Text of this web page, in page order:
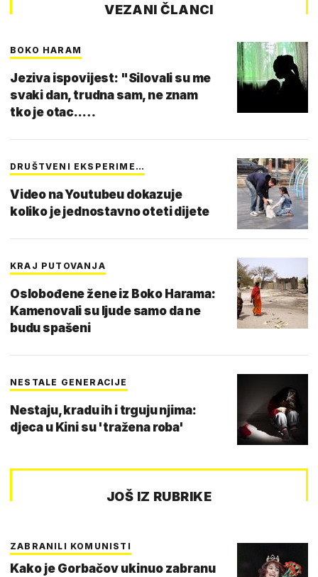
VEZANI ČLANCI
BOKO HARAM
Jeziva ispovijest: "Silovali su me
svaki dan, trudna sam, ne znam
tko je otac..…
DRUŠTVENI EKSPERIME…
Video na Youtubeu dokazuje
koliko je jednostavno oteti dijete
KRAJ PUTOVANJA
Oslobođene žene iz Boko Harama:
Kamenovali su ljude samo da ne
budu spašeni
NESTALE GENERACIJE
Nestaju, kradu ih i trguju njima:
djeca u Kini su 'tražena roba'
JOŠ IZ RUBRIKE
ZABRANILI KOMUNISTI
Kako je Gorbačov ukinuo zabranu